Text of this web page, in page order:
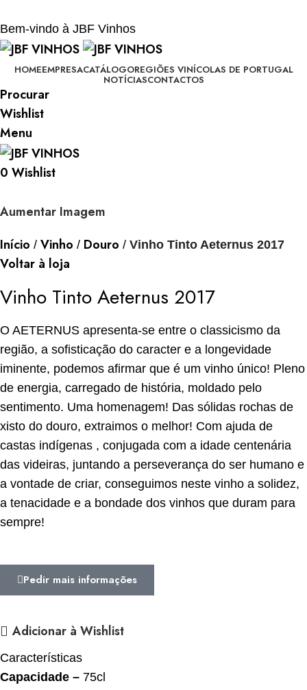
Bem-vindo à JBF Vinhos
HOMEEMPRESACATÁLOGOREGIÕES VINÍCOLAS DE PORTUGAL
NOTÍCIASCONTACTOS
Procurar
Wishlist
Menu
0 Wishlist
Aumentar Imagem
Início
Vinho Douro Vinho Tinto Aeternus 2017
Voltar à loja
Vinho Tinto Aeternus 2017
O AETERNUS apresenta-se entre o classicismo da
região, a sofisticação do caracter e a longevidade
iminente, podemos afirmar que é um vinho único! Pleno
de energia, carregado de história, moldado pelo
sentimento. Uma homenagem! Das sólidas rochas de
xisto do douro, extraimos o melhor! Com ajuda de
castas indígenas , conjugada com a idade centenária
das videiras, juntando a perseverança do ser humano e
a vontade de criar, conseguimos neste vinho a solidez,
a tenacidade e a bondade dos vinhos que duram para
sempre!
Pedir mais informações
Adicionar à Wishlist
Características
Capacidade – 75cl